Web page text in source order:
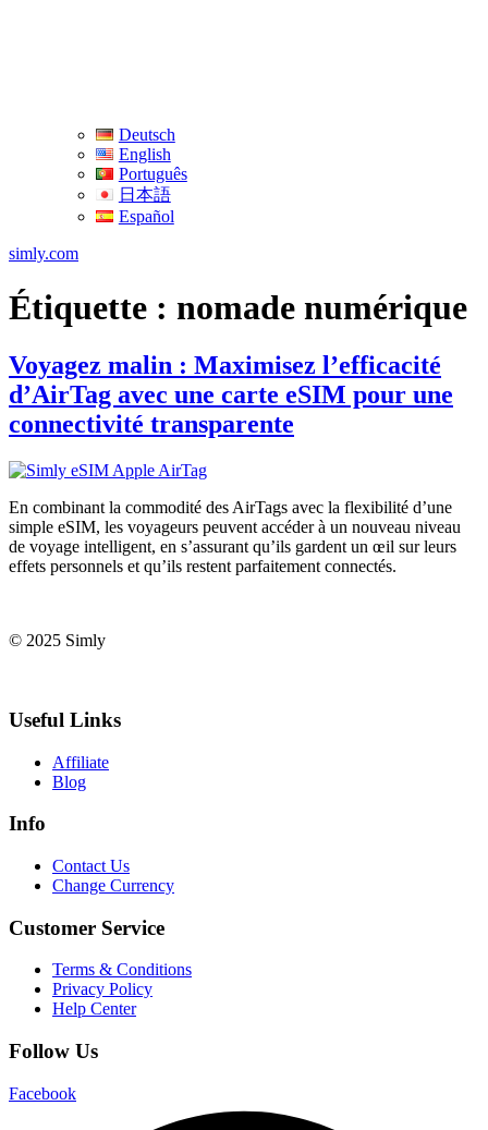
Deutsch
English
Português
日本語
Español
simly.com
Étiquette : nomade numérique
Voyagez malin : Maximisez l’efficacité
d’AirTag avec une carte eSIM pour une
connectivité transparente
En combinant la commodité des AirTags avec la flexibilité d’une
simple eSIM, les voyageurs peuvent accéder à un nouveau niveau
de voyage intelligent, en s’assurant qu’ils gardent un œil sur leurs
effets personnels et qu’ils restent parfaitement connectés.
© 2025 Simly
Useful Links
Affiliate
Blog
Info
Contact Us
Change Currency
Customer Service
Terms & Conditions
Privacy Policy
Help Center
Follow Us
Facebook